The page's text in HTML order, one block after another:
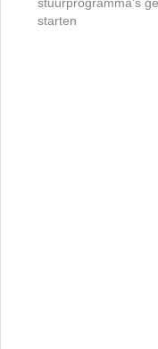
starten